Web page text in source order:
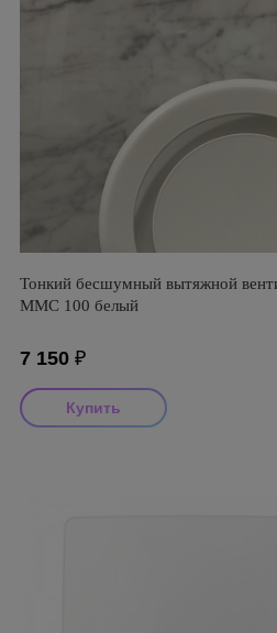
Тонкий бесшумный вытяжной
ММC 100 белый
7 150 ₽